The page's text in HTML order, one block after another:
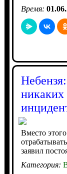
Время:
Вместо
заявил
Категория: